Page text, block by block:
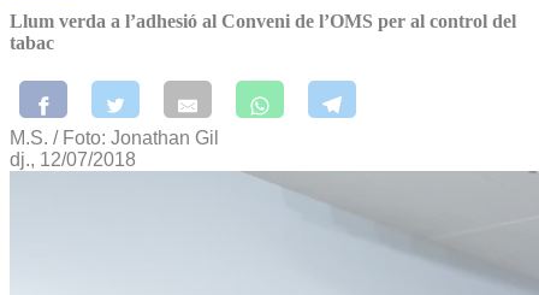
Llum verda a l’adhesió al Conveni de l’OMS per al control del
tabac
M.S. / Foto: Jonathan Gil
dj., 12/07/2018